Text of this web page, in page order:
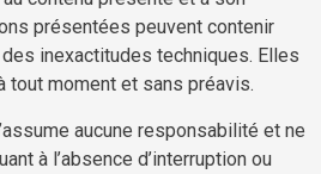
présentées peuvent contenir
inexactitudes techniques. Elles
tout moment et sans préavis.
aucune responsabilité et ne
à l’absence d’interruption ou